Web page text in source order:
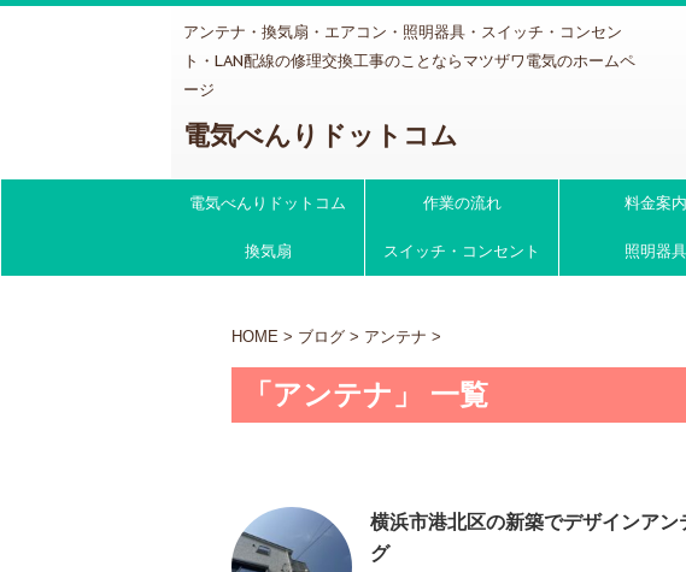
アンテナ・換気扇・エアコン・照明器具・スイッチ・コンセン
ト・LAN配線の修理交換工事のことならマツザワ電気のホームペ
ージ
電気べんりドットコム
電気べんりドットコム 作業の流れ 料金案内
換気扇 スイッチ・コンセント 照明器具
HOME > ブログ > アンテナ >
「アンテナ」 一覧
横浜市港北区の新築でデザインア
グ